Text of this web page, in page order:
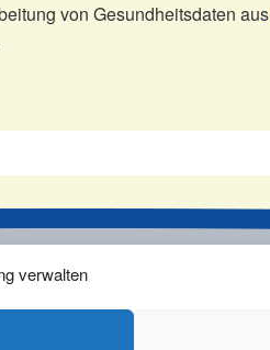
verwalten
von Gesundheitsdaten aus